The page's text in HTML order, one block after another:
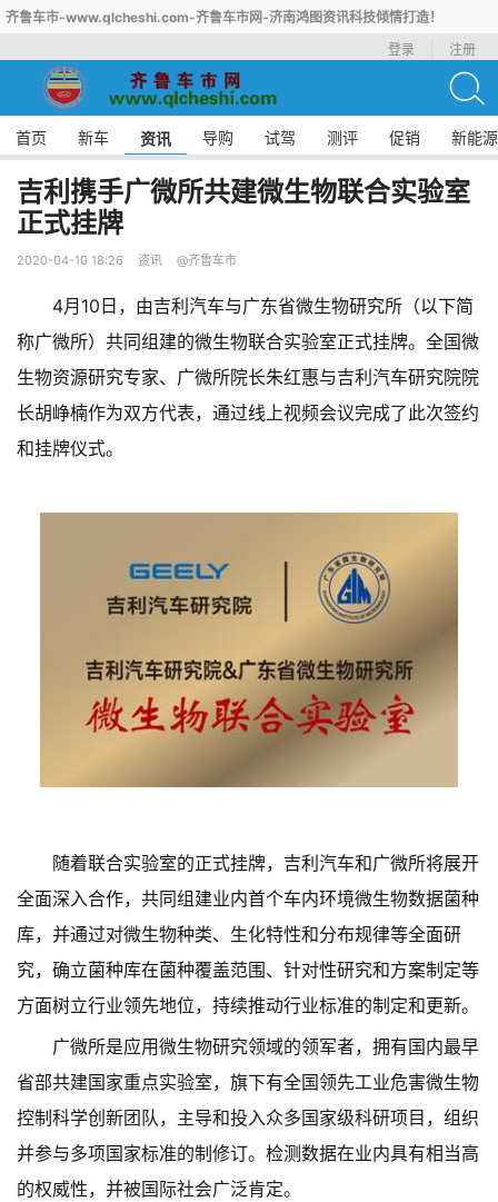
齐鲁车市-www.qlcheshi.com-齐鲁车市网-济南鸿图资讯科技倾情打造！
登录
注册
首页 新车 资讯 导购 试驾 测评 促销 新能源
吉利携手广微所共建微生物联合实验室
正式挂牌
2020-04-10 18:26 资讯 @齐鲁车市
4月10日，由吉利汽车与广东省微生物研究所（以下简
称广微所）共同组建的微生物联合实验室正式挂牌。全国微
生物资源研究专家、广微所院长朱红惠与吉利汽车研究院院
长胡峥楠作为双方代表，通过线上视频会议完成了此次签约
和挂牌仪式。
随着联合实验室的正式挂牌，吉利汽车和广微所将展开
全面深入合作，共同组建业内首个车内环境微生物数据菌种
库，并通过对微生物种类、生化特性和分布规律等全面研
究，确立菌种库在菌种覆盖范围、针对性研究和方案制定等
方面树立行业领先地位，持续推动行业标准的制定和更新。
广微所是应用微生物研究领域的领军者，拥有国内最早
省部共建国家重点实验室，旗下有全国领先工业危害微生物
控制科学创新团队，主导和投入众多国家级科研项目，组织
并参与多项国家标准的制修订。检测数据在业内具有相当高
的权威性，并被国际社会广泛肯定。